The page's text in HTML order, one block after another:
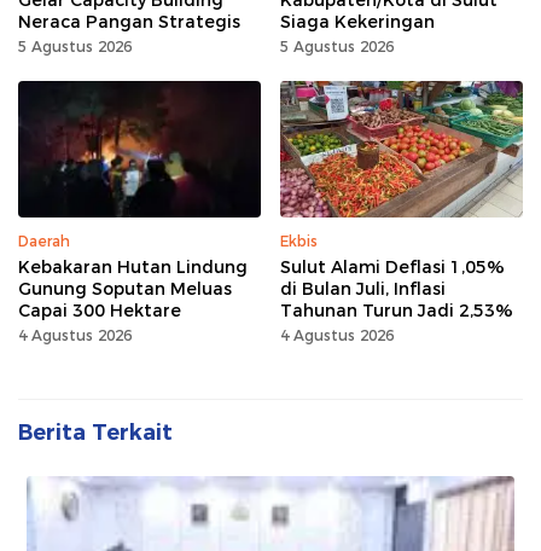
Neraca Pangan Strategis
5 Agustus 2026
Siaga Kekeringan
5 Agustus 2026
Daerah
Kebakaran Hutan Lindung
Gunung Soputan Meluas
Capai 300 Hektare
4 Agustus 2026
Ekbis
Sulut Alami Deflasi 1,05%
di Bulan Juli, Inflasi
Tahunan Turun Jadi 2,53%
4 Agustus 2026
Berita Terkait